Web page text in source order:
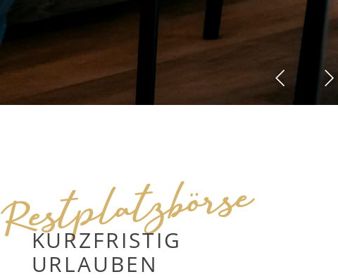
Restplatzbörse
KURZFRISTIG
URLAUBEN